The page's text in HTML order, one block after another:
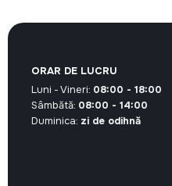
ORAR DE LUCRU
Luni - Vineri: 08:00 - 18:00
Sâmbătă: 08:00 - 14:00
Duminica: zi de odihnă